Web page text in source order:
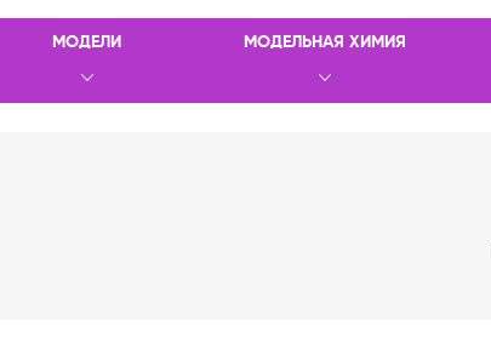
МОДЕЛИ МОДЕЛЬНАЯ ХИМИЯ